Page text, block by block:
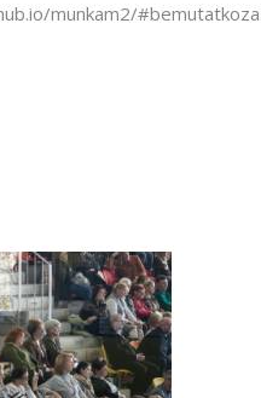
munkam2/